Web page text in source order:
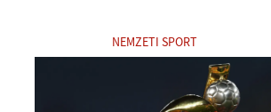
NEMZETI SPORT